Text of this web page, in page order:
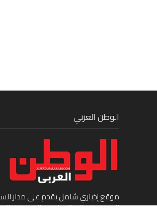
الوطن العربي
موقع إخباري شامل يقدم على مدار
الجديد في عالم السياسة والاقتصاد